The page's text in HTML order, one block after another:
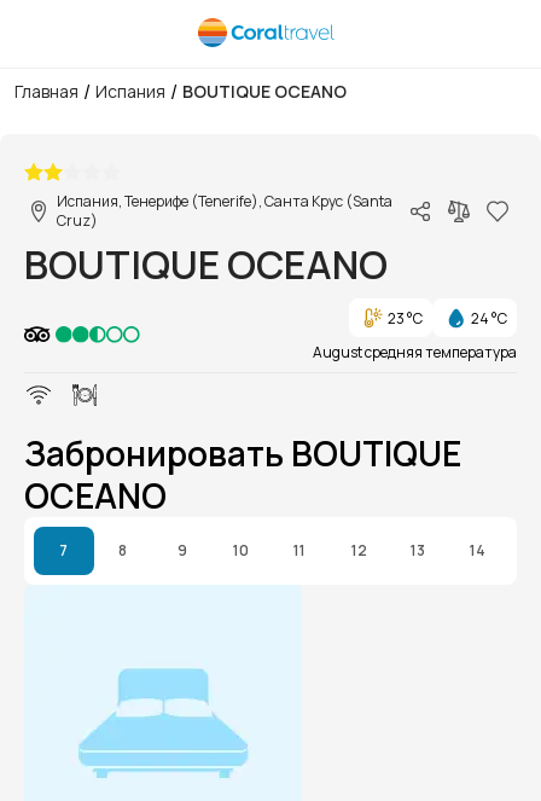
Главная / Испания / BOUTIQUE OCEANO
Испания, Тенерифе (Tenerife), Санта Крус (Santa
Cruz)
BOUTIQUE OCEANO
23 °C
24 °C
August средняя температура
Забронировать BOUTIQUE
OCEANO
7 8 9 10 11 12 13 14